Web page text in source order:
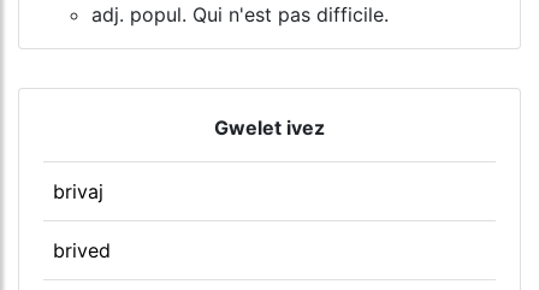
adj. popul. Qui n'est pas difficile.
Gwelet ivez
brivaj
brived